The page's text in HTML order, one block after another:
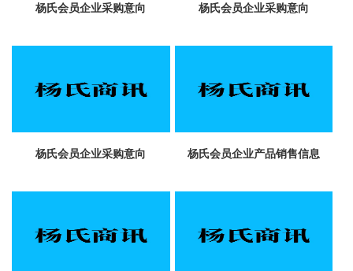
杨氏会员企业采购意向 杨氏会员企业采购意向
杨氏会员企业采购意向 杨氏会员企业产品销售信息